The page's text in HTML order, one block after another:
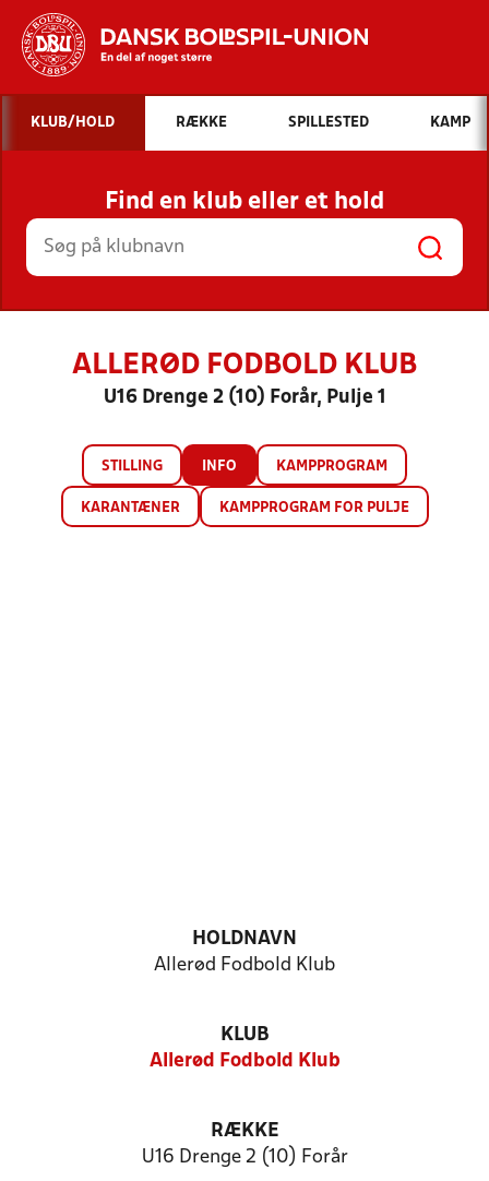
Hvad vil du søge efter?
INDHOLD OG NYHEDER
STILLINGER, RESULTATER, KLUBBER OG
HOLD
KLUB/HOLD RÆKKE SPILLESTED KAMP
Find en klub eller et hold
ALLERØD FODBOLD KLUB
U16 Drenge 2 (10) Forår, Pulje 1
STILLING INFO KAMPPROGRAM
KARANTÆNER KAMPPROGRAM FOR PULJE
HOLDNAVN
Allerød Fodbold Klub
KLUB
Allerød Fodbold Klub
RÆKKE
U16 Drenge 2 (10) Forår